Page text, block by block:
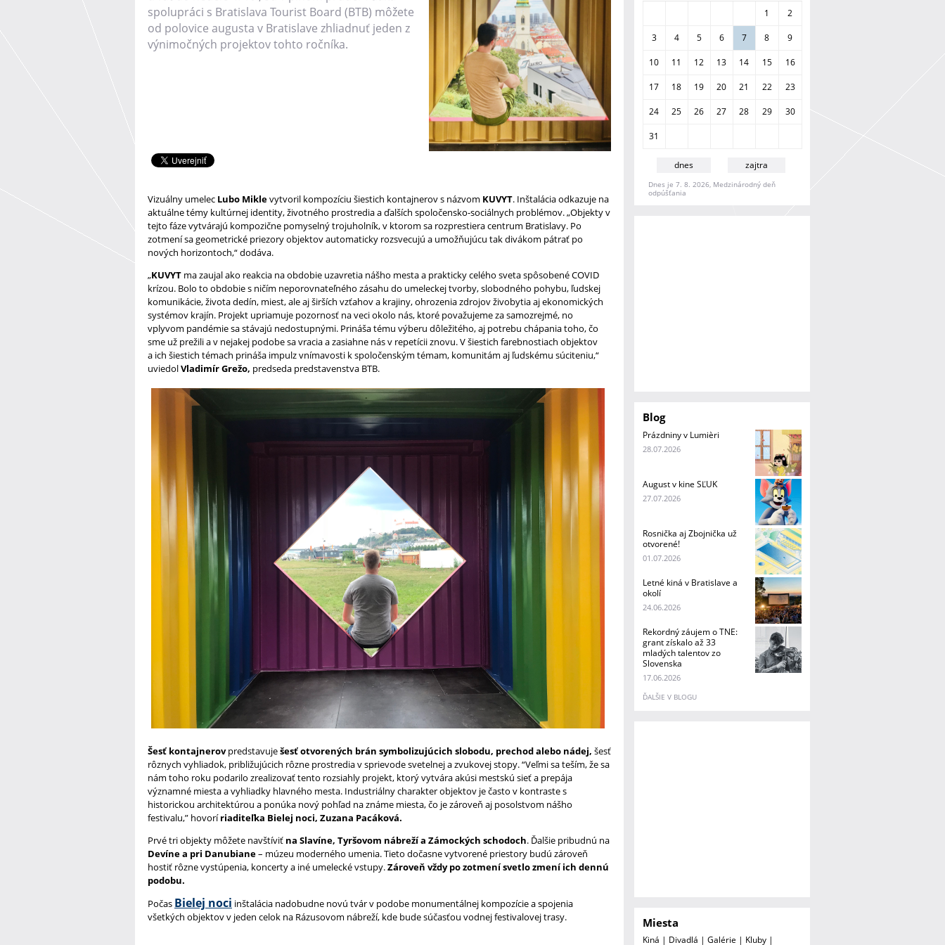
spolupráci s Bratislava Tourist Board (BTB) môžete
od polovice augusta v Bratislave zhliadnuť jeden z
výnimočných projektov tohto ročníka.
Vizuálny umelec Lubo Miklevytvoril kompozíciu šiestich kontajnerov s názvom KUVYT. Inštalácia odkazuje na
aktuálne témy kultúrnej identity, životného prostredia a ďalších spoločensko-sociálnych problémov. „Objekty v
tejto fáze vytvárajú kompozične pomyselný trojuholník, v ktorom sa rozprestiera centrum Bratislavy. Po
zotmení sa geometrické priezory objektov automaticky rozsvecujú a umožňujúcu tak divákom pátrať po
nových horizontoch,“ dodáva.
„KUVYT ma zaujal ako reakcia na obdobie uzavretia nášho mesta a prakticky celého sveta spôsobené COVID
krízou. Bolo to obdobie s ničím neporovnateľného zásahu do umeleckej tvorby, slobodného pohybu, ľudskej
komunikácie, života dedín, miest, ale aj širších vzťahov a krajiny, ohrozenia zdrojov živobytia aj ekonomických
systémov krajín. Projekt upriamuje pozornosť na veci okolo nás, ktoré považujeme za samozrejmé, no
vplyvom pandémie sa stávajú nedostupnými. Prináša tému výberu dôležitého, aj potrebu chápania toho, čo
sme už prežili a v nejakej podobe sa vracia a zasiahne nás v repetícii znovu. V šiestich farebnostiach objektov
a ich šiestich témach prináša impulz vnímavosti k spoločenským témam, komunitám aj ľudskému súciteniu,“
uviedolVladimír Grežo, predseda predstavenstva BTB.
Šesť kontajnerovpredstavuješesť otvorených brán symbolizujúcich slobodu, prechod alebo nádej, šesť
rôznych vyhliadok, približujúcich rôzne prostredia v sprievode svetelnej a zvukovej stopy. “Veľmi sa teším, že sa
nám toho roku podarilo zrealizovať tento rozsiahly projekt, ktorý vytvára akúsi mestskú sieť a prepája
významné miesta a vyhliadky hlavného mesta. Industriálny charakter objektov je často v kontraste s
historickou architektúrou a ponúka nový pohľad na známe miesta, čo je zároveň aj posolstvom nášho
festivalu,” hovoríriaditeľka Bielej noci, Zuzana Pacáková.
Prvé tri objekty môžete navštíviť na Slavíne, Tyršovom nábreží a Zámockých schodoch. Ďalšie pribudnú na
Devíne a pri Danubiane– múzeu moderného umenia. Tieto dočasne vytvorené priestory budú zároveň
hostiť rôzne vystúpenia, koncerty a iné umelecké vstupy.Zároveň vždy po zotmení svetlo zmení ich dennú
podobu.
Počas Bielej noci inštalácia nadobudne novú tvár v podobe monumentálnej kompozície a spojenia
všetkých objektov v jeden celok na Rázusovom nábreží, kde bude súčasťou vodnej festivalovej trasy.
1 2
3 4 5 6 7 8 9
10 11 12 13 14 15 16
17 18 19 20 21 22 23
24 25 26 27 28 29 30
31
dnes zajtra
Dnes je 7. 8. 2026, Medzinárodný deň
odpúšťania
Blog
Prázdniny v Lumièri
28.07.2026
August v kine SĽUK
27.07.2026
Rosnička aj Zbojnička už
otvorené!
01.07.2026
Letné kiná v Bratislave a
okolí
24.06.2026
Rekordný záujem o TNE:
grant získalo až 33
mladých talentov zo
Slovenska
17.06.2026
ĎALŠIE V BLOGU
Miesta
Kiná | Divadlá | Galérie | Kluby |